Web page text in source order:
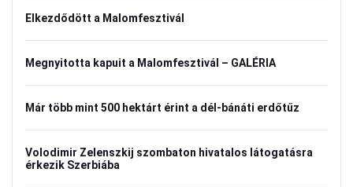
Elkezdődött a Malomfesztivál
Megnyitotta kapuit a Malomfesztivál – GALÉRIA
Már több mint 500 hektárt érint a dél-bánáti erdőtűz
Volodimir Zelenszkij szombaton hivatalos látogatásra
érkezik Szerbiába